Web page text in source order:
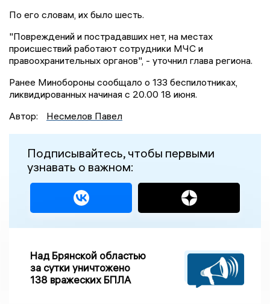
По его словам, их было шесть.
"Повреждений и пострадавших нет, на местах
происшествий работают сотрудники МЧС и
правоохранительных органов", - уточнил глава региона.
Ранее Минобороны сообщало о 133 беспилотниках,
ликвидированных начиная с 20.00 18 июня.
Автор:
Несмелов Павел
Подписывайтесь, чтобы первыми
узнавать о важном:
Над Брянской областью
за сутки уничтожено
138 вражеских БПЛА